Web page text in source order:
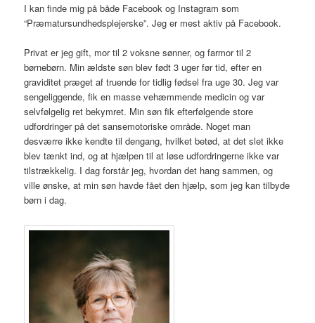
I kan finde mig på både Facebook og Instagram som
“Præmatursundhedsplejerske”. Jeg er mest aktiv på Facebook.
Privat er jeg gift, mor til 2 voksne sønner, og farmor til 2
børnebørn. Min ældste søn blev født 3 uger før tid, efter en
graviditet præget af truende for tidlig fødsel fra uge 30. Jeg var
sengeliggende, fik en masse vehæmmende medicin og var
selvfølgelig ret bekymret. Min søn fik efterfølgende store
udfordringer på det sansemotoriske område. Noget man
desværre ikke kendte til dengang, hvilket betød, at det slet ikke
blev tænkt ind, og at hjælpen til at løse udfordringerne ikke var
tilstrækkelig. I dag forstår jeg, hvordan det hang sammen, og
ville ønske, at min søn havde fået den hjælp, som jeg kan tilbyde
børn i dag.